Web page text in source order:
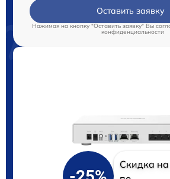
Оставить заявку
Нажимая на кнопку "Оставить заявку" Вы
конфиденциальности
Скидка